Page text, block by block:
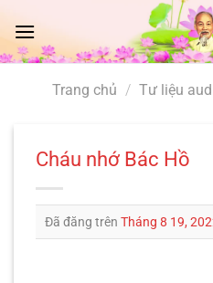
đến
nội
Trang chủ / Tư liệu
Cháu nhớ Bác Hồ
Đã đăng trên Tháng 8 19,